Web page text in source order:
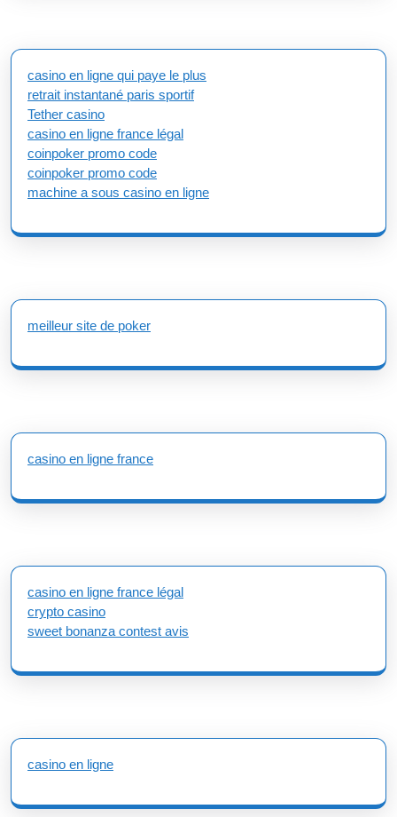
casino en ligne qui paye le plus
retrait instantané paris sportif
Tether casino
casino en ligne france légal
coinpoker promo code
coinpoker promo code
machine a sous casino en ligne
meilleur site de poker
casino en ligne france
casino en ligne france légal
crypto casino
sweet bonanza contest avis
casino en ligne